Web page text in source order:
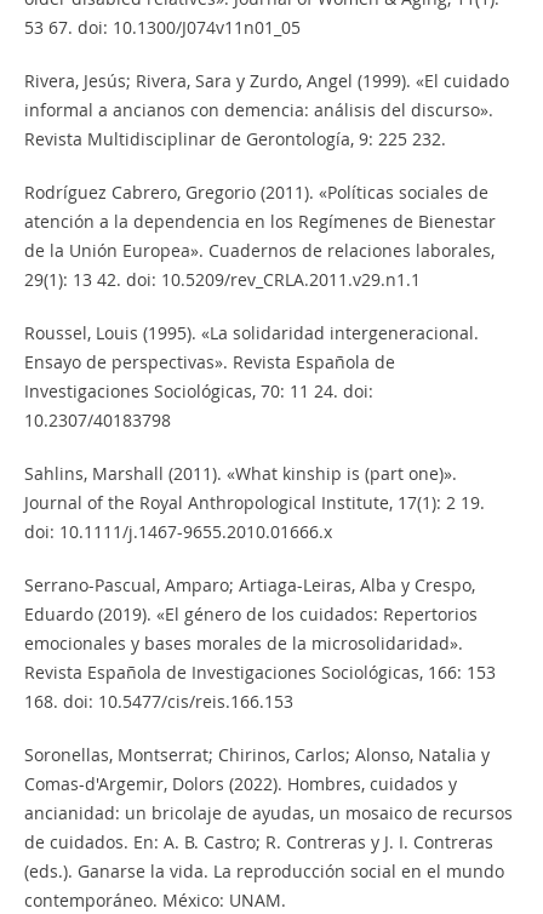
53 67. doi: 10.1300/J074v11n01_05
Rivera, Jesús; Rivera, Sara y Zurdo, Angel (1999). «El cuidado
informal a ancianos con demencia: análisis del discurso».
Revista Multidisciplinar de Gerontología, 9: 225 232.
Rodríguez Cabrero, Gregorio (2011). «Políticas sociales de
atención a la dependencia en los Regímenes de Bienestar
de la Unión Europea». Cuadernos de relaciones laborales,
29(1): 13 42. doi: 10.5209/rev_CRLA.2011.v29.n1.1
Roussel, Louis (1995). «La solidaridad intergeneracional.
Ensayo de perspectivas». Revista Española de
Investigaciones Sociológicas, 70: 11 24. doi:
10.2307/40183798
Sahlins, Marshall (2011). «What kinship is (part one)».
Journal of the Royal Anthropological Institute, 17(1): 2 19.
doi: 10.1111/j.1467-9655.2010.01666.x
Serrano-Pascual, Amparo; Artiaga-Leiras, Alba y Crespo,
Eduardo (2019). «El género de los cuidados: Repertorios
emocionales y bases morales de la microsolidaridad».
Revista Española de Investigaciones Sociológicas, 166: 153
168. doi: 10.5477/cis/reis.166.153
Soronellas, Montserrat; Chirinos, Carlos; Alonso, Natalia y
Comas-d'Argemir, Dolors (2022). Hombres, cuidados y
ancianidad: un bricolaje de ayudas, un mosaico de recursos
de cuidados. En: A. B. Castro; R. Contreras y J. I. Contreras
(eds.). Ganarse la vida. La reproducción social en el mundo
contemporáneo. México: UNAM.